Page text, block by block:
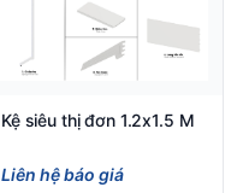
Kệ siêu thị đơn 1.2x1.5 M
Liên hệ báo giá